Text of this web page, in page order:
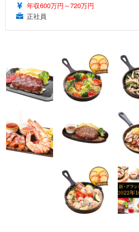
年収600万円～720万円
正社員